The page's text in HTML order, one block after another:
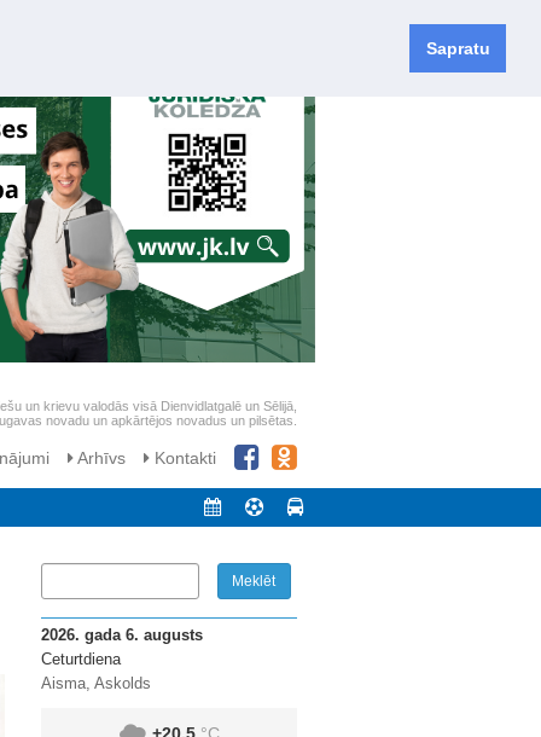
Sapratu
un krievu valodās visā Dienvidlatgalē un Sēlijā,
novadu un apkārtējos novadus un pilsētas.
Arhīvs Kontakti
2026. gada 6. augusts
Ceturtdiena
Aisma, Askolds